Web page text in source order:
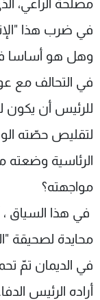
مصلحة الراعي،
في ضرب هذا
وهل هو أساسا
في التحالف مع
للرئيس أن
لتقليص حصّته
الرئاسية وضعته
مواجهته؟
في هذا السياق
محايدة لصحيقة
في الديمان تمّ
أراده الرئيس